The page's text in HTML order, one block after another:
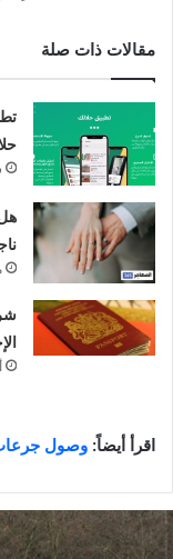
مقالات ذات صلة
اقرأ أيضاً: وصول